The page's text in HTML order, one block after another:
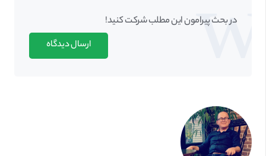
در بحث‌‌ پیرامون این مطلب شرکت کنید!
ارسال دیدگاه